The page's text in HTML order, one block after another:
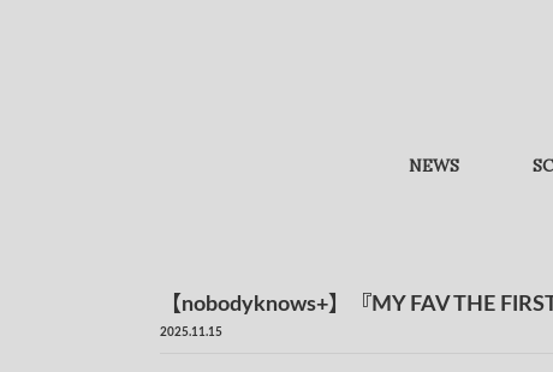
NEWS
【nobodyknows+】『MY FAV THE
2025.11.15